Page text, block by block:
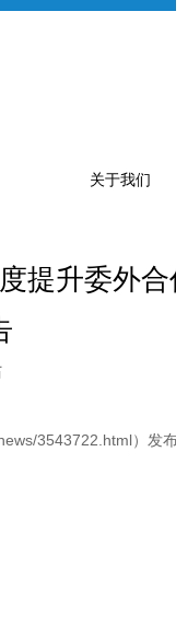
关于我们
公司简介
提升委外合
3543722.html）发布